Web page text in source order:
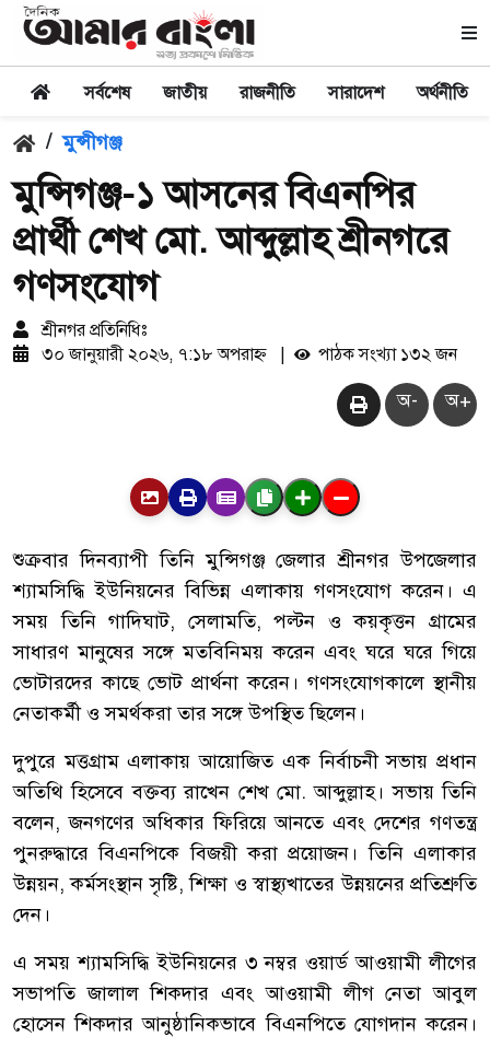
সর্বশেষ জাতীয় রাজনীতি সারাদেশ অর্থনীতি
/ মুন্সীগঞ্জ
মুন্সিগঞ্জ-১ আসনের বিএনপির
প্রার্থী শেখ মো. আব্দুল্লাহ শ্রীনগরে
গণসংযোগ
শ্রীনগর প্রতিনিধিঃ
৩০ জানুয়ারী ২০২৬, ৭:১৮ অপরাহ্ন
পাঠক সংখ্যা ১৩২ জন
অ- অ+
শুক্রবার দিনব্যাপী তিনি মুন্সিগঞ্জ জেলার শ্রীনগর উপজেলার
শ্যামসিদ্ধি ইউনিয়নের বিভিন্ন এলাকায় গণসংযোগ করেন। এ
সময় তিনি গাদিঘাট, সেলামতি, পল্টন ও কয়কৃত্তন গ্রামের
সাধারণ মানুষের সঙ্গে মতবিনিময় করেন এবং ঘরে ঘরে গিয়ে
ভোটারদের কাছে ভোট প্রার্থনা করেন। গণসংযোগকালে স্থানীয়
নেতাকর্মী ও সমর্থকরা তার সঙ্গে উপস্থিত ছিলেন।
দুপুরে মত্তগ্রাম এলাকায় আয়োজিত এক নির্বাচনী সভায় প্রধান
অতিথি হিসেবে বক্তব্য রাখেন শেখ মো. আব্দুল্লাহ। সভায় তিনি
বলেন, জনগণের অধিকার ফিরিয়ে আনতে এবং দেশের গণতন্ত্র
পুনরুদ্ধারে বিএনপিকে বিজয়ী করা প্রয়োজন। তিনি এলাকার
উন্নয়ন, কর্মসংস্থান সৃষ্টি, শিক্ষা ও স্বাস্থ্যখাতের উন্নয়নের প্রতিশ্রুতি
দেন।
এ সময় শ্যামসিদ্ধি ইউনিয়নের ৩ নম্বর ওয়ার্ড আওয়ামী লীগের
সভাপতি জালাল শিকদার এবং আওয়ামী লীগ নেতা আবুল
হোসেন শিকদার আনুষ্ঠানিকভাবে বিএনপিতে যোগদান করেন।